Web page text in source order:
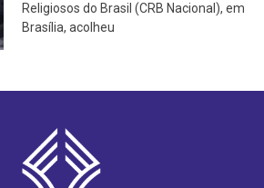
Religiosos do Brasil (CRB Nacional), em
Brasília, acolheu